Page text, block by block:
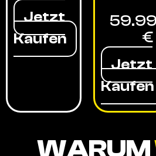
Jetzt
Kaufen
59.99
€
Jetzt
Kaufen
WARUM